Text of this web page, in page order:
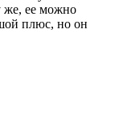
же, ее можно
плюс, но он